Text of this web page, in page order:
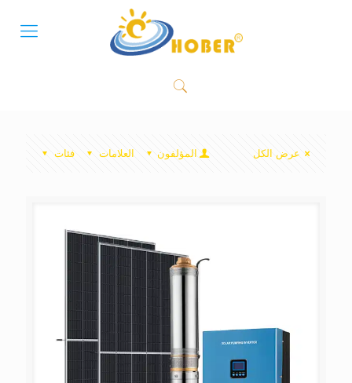
فئات العلامات المؤلفون عرض الكل